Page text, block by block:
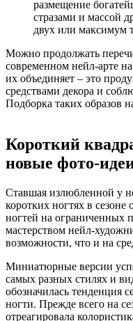
размещение
стразами и массой
двух или максимум
Можно продолжать
современном нейл-арте
их объединяет – это
средствами декора и
Подборка таких образов
Короткий
новые фото-
Ставшая излюбленной у
коротких ногтях в
ногтей на ограниченных
мастерством нейл-
возможности, что и на
Миниатюрные версии
самых разных стилях и
обозначилась тенденция
ногти. Прежде всего на
отреагировала